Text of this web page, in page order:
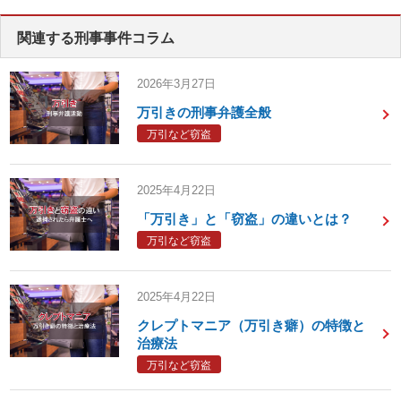
関連する刑事事件コラム
2026年3月27日
万引きの刑事弁護全般
万引など窃盗
2025年4月22日
「万引き」と「窃盗」の違いとは？
万引など窃盗
2025年4月22日
クレプトマニア（万引き癖）の特徴と
治療法
万引など窃盗